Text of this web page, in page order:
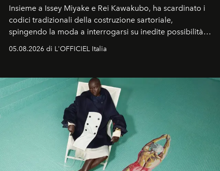
Insieme a Issey Miyake e Rei Kawakubo, ha scardinato i
codici tradizionali della costruzione sartoriale,
spingendo la moda a interrogarsi su inedite possibilità
formali e a ridefinire il concetto stesso di silhouette.
un’impronta indelebile nella storia della moda.
05.08.2026 di L'OFFICIEL Italia